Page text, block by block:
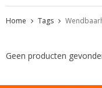
Home Tags
Geen producten